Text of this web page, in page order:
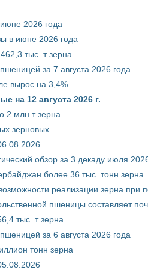
2026 года
в июне 2026 года
тыс. т зерна
за 7 августа 2026 года
вырос на 3,4%
на 12 августа 2026 г.
2 млн т зерна
зерновых
обзор за 3 декаду июля
более 36 тыс. тонн зерна
реализации зерна при
пшеницы составляет
тыс. т зерна
за 6 августа 2026 года
тонн зерна